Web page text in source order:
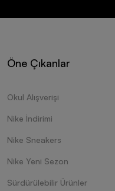
Öne Çıkanlar
Okul Alışverişi
Nike İndirimi
Nike Sneakers
Nike Yeni Sezon
Sürdürülebilir Ürünler